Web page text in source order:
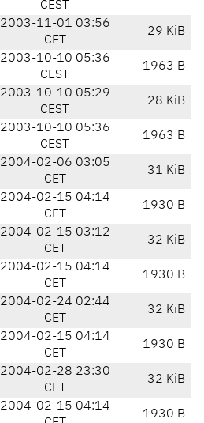
CEST
2003-11-01 03:56
CET
29 KiB
2003-10-10 05:36
CEST
1963 B
2003-10-10 05:29
CEST
28 KiB
2003-10-10 05:36
CEST
1963 B
2004-02-06 03:05
CET
31 KiB
2004-02-15 04:14
CET
1930 B
2004-02-15 03:12
CET
32 KiB
2004-02-15 04:14
CET
1930 B
2004-02-24 02:44
CET
32 KiB
2004-02-15 04:14
CET
1930 B
2004-02-28 23:30
CET
32 KiB
2004-02-15 04:14
1930 B